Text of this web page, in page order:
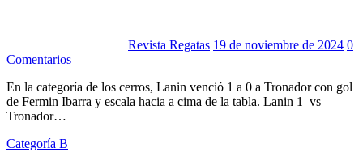
Revista Regatas 19 de noviembre de 2024 0
Comentarios
En la categoría de los cerros, Lanin venció 1 a 0 a Tronador con gol
de Fermin Ibarra y escala hacia a cima de la tabla. Lanin 1 vs
Tronador…
Categoría B